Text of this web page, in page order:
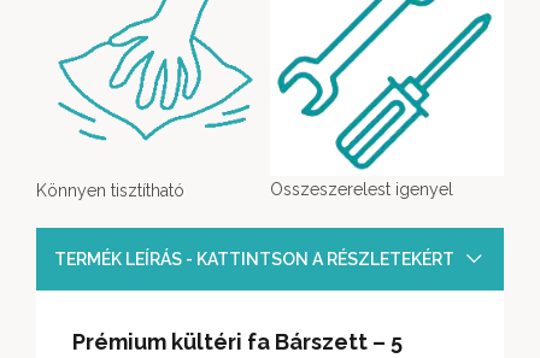
Könnyen tisztítható Osszeszerelest igenyel
TERMÉK LEÍRÁS - KATTINTSON A RÉSZLETEKÉRT
Prémium kültéri fa Bárszett – 5